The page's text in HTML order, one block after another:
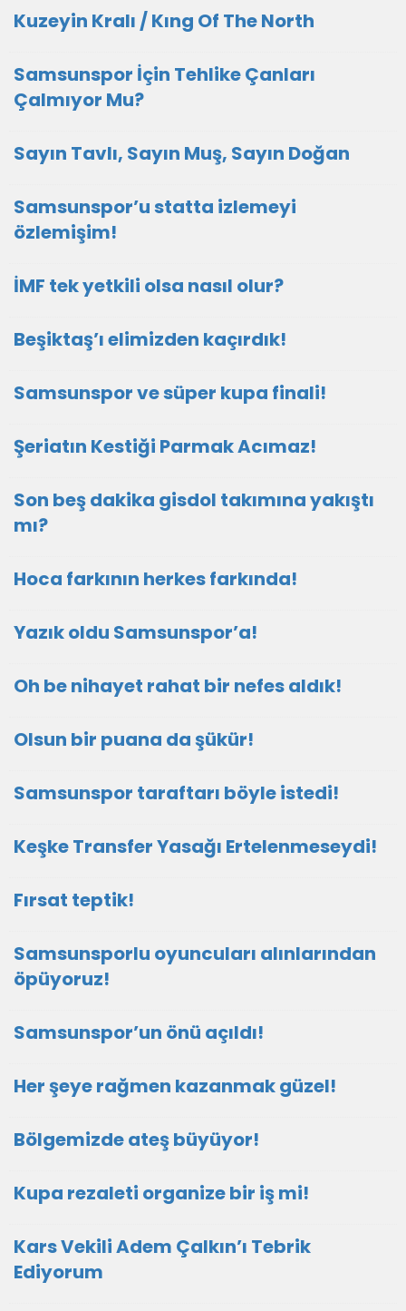
Kuzeyin Kralı / Kıng Of The North
Samsunspor İçin Tehlike Çanları
Çalmıyor Mu?
Sayın Tavlı, Sayın Muş, Sayın Doğan
Samsunspor’u statta izlemeyi
özlemişim!
İMF tek yetkili olsa nasıl olur?
Beşiktaş’ı elimizden kaçırdık!
Samsunspor ve süper kupa finali!
Şeriatın Kestiği Parmak Acımaz!
Son beş dakika gisdol takımına yakıştı
mı?
Hoca farkının herkes farkında!
Yazık oldu Samsunspor’a!
Oh be nihayet rahat bir nefes aldık!
Olsun bir puana da şükür!
Samsunspor taraftarı böyle istedi!
Keşke Transfer Yasağı Ertelenmeseydi!
Fırsat teptik!
Samsunsporlu oyuncuları alınlarından
öpüyoruz!
Samsunspor’un önü açıldı!
Her şeye rağmen kazanmak güzel!
Bölgemizde ateş büyüyor!
Kupa rezaleti organize bir iş mi!
Kars Vekili Adem Çalkın’ı Tebrik
Ediyorum